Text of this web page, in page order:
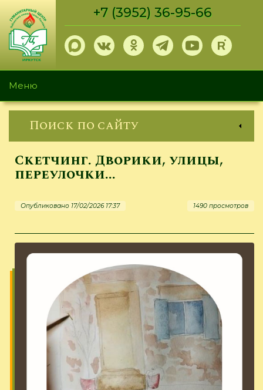
Перейти
основному
содержанию
+7 (3952) 36-95-66
Меню
Поиск по сайту
Скетчинг. Дворики, улицы,
переулочки...
Опубликовано 17/02/2026 17:37 1490 просмотров